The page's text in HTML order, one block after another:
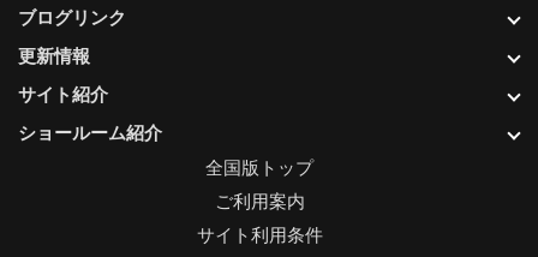
更新情報
サイト紹介
ショールーム紹介
ブログリンク
全国版トップ
ご利用案内
サイト利用条件